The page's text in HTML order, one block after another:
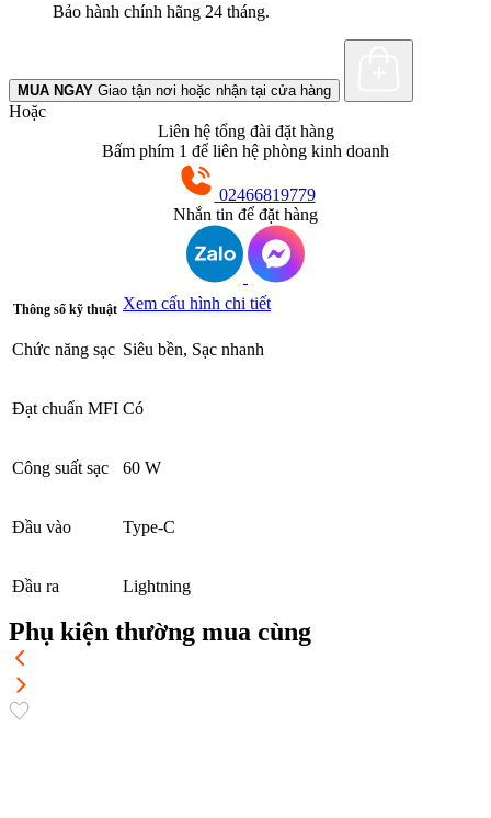
Bảo hành chính hãng 24 tháng.
MUA NGAY Giao tận nơi hoặc nhận tại cửa hàng
Hoặc
Liên hệ tổng đài đặt hàng
Bấm phím 1 để liên hệ phòng kinh doanh
02466819779
Nhắn tin để đặt hàng
Thông số kỹ thuật Xem cấu hình chi tiết
Chức năng sạc Siêu bền, Sạc nhanh
Đạt chuẩn MFI Có
Công suất sạc 60 W
Đầu vào Type-C
Đầu ra Lightning
Phụ kiện thường mua cùng